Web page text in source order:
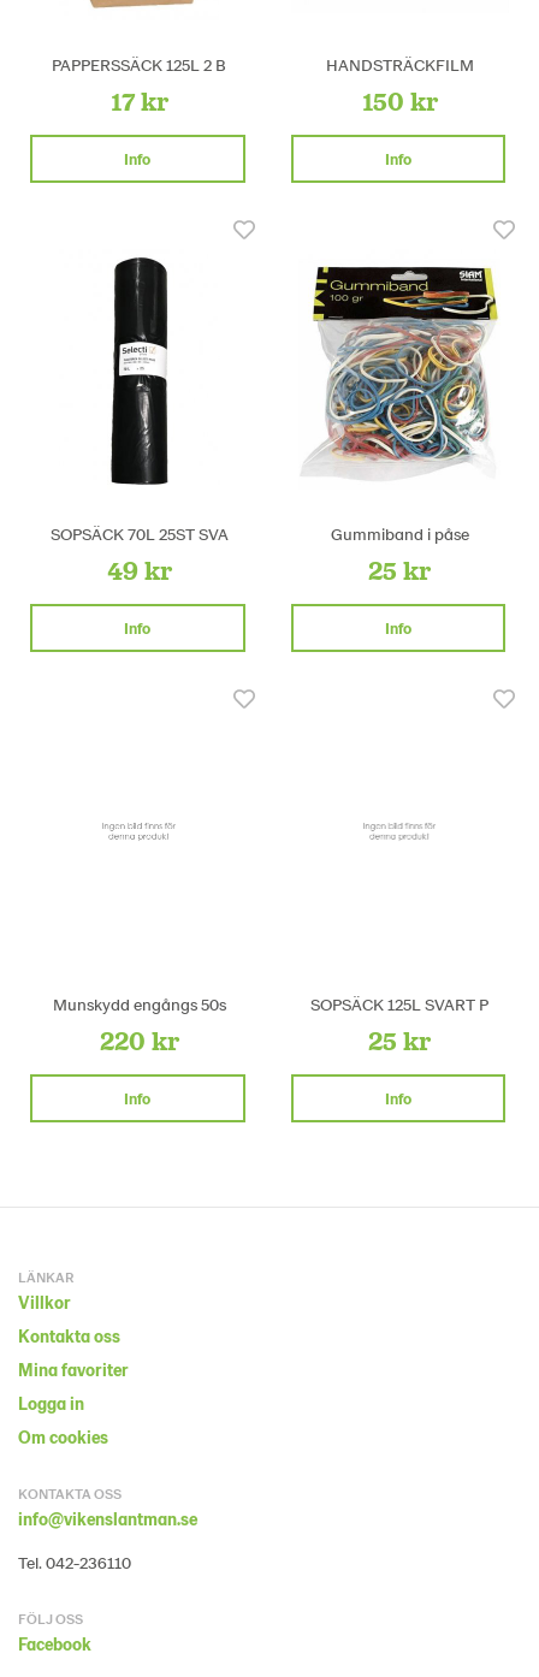
PAPPERSSÄCK 125L 2 B
17 kr
Info
HANDSTRÄCKFILM
150 kr
Info
SOPSÄCK 70L 25ST SVA
49 kr
Info
Gummiband i påse
25 kr
Info
Munskydd engångs 50s
220 kr
Info
SOPSÄCK 125L SVART P
25 kr
Info
LÄNKAR
Villkor
Kontakta oss
Mina favoriter
Logga in
Om cookies
KONTAKTA OSS
info@vikenslantman.se
Tel. 042-236110
FÖLJ OSS
Facebook